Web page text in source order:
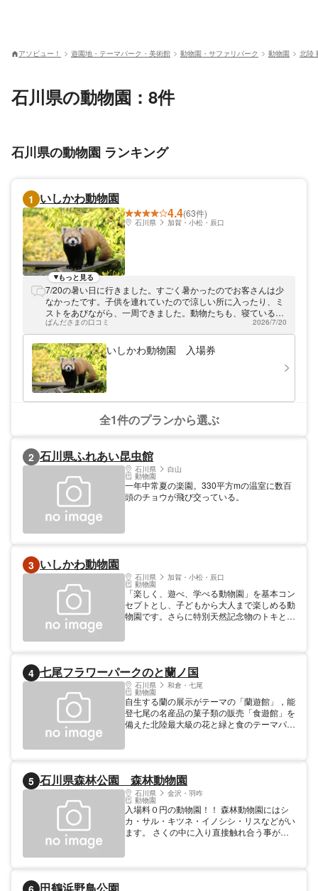
アソビュー！ 遊園地・テーマパーク・美術館 動物園・サファリパーク 動物園 北陸
石川県の動物園：8件
石川県の動物園 ランキング
1 いしかわ動物園
4.4(63件)
石川県 加賀・小松・辰口
もっと見る
7/20の暑い日に行きました。すごく暑かったのでお客さんは少
なかったです。子供を連れていたので涼しい所に入ったり、ミ
ストをあびながら、一周できました。動物たちも、寝ている子
が多かったです。暑いけど、空いてるので意外といいですよ。
ぱんださまの口コミ 2026/7/20
いしかわ動物園 入場券
全1件のプランから選ぶ
2 石川県ふれあい昆虫館
石川県 白山
動物園
一年中常夏の楽園。330平方mの温室に数百
頭のチョウが飛び交っている。
3 いしかわ動物園
石川県 加賀・小松・辰口
動物園
「楽しく、遊べ、学べる動物園」を基本コン
セプトとし、子どもから大人まで楽しめる動
物園です。さらに特別天然記念物のトキとラ
4 七尾フラワーパークのと蘭ノ国
石川県 和倉・七尾
動物園
自生する蘭の展示がテーマの「蘭遊館」，能
登七尾の名産品の菓子類の販売「食遊館」を
備えた北陸最大級の花と緑と食のテーマパー
5 石川県森林公園 森林動物園
石川県 金沢・羽咋
動物園
入場料０円の動物園！！ 森林動物園にはシ
カ・サル・キツネ・イノシシ・リスなどがい
ます。 さくの中に入り直接触れ合う事がで